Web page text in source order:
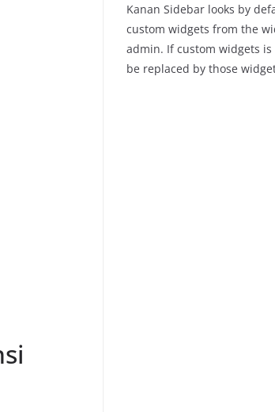
Kanan Sidebar looks by
custom widgets from the
admin. If custom widgets
be replaced by those